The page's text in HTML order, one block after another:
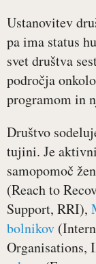
Ustanovitev
pa ima status
svet društva
področja
programom in
Društvo
tujini. Je
samopomoč
(Reach to
Support, RRI),
bolnikov
Organisations,